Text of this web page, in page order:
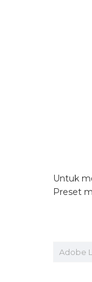
Untuk
Preset
Adobe